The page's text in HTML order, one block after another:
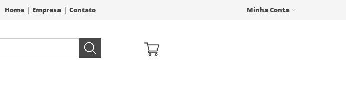
Home| Empresa| Contato Minha Conta